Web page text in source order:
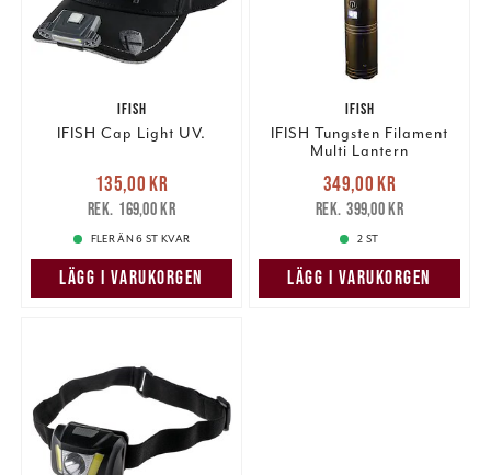
IFISH
IFISH Cap Light UV.
Nuvarande pris
135,00 krTidigare pris
169,00 kr
135,00 kr
169,00 kr
FLER ÄN 6 ST KVAR
LÄGG I VARUKORGEN
IFISH
IFISH Tungsten Filament
Multi Lantern
Nuvarande pris
349,00 krTidigare pris
399,00 kr
349,00 kr
399,00 kr
2 ST
LÄGG I VARUKORGEN